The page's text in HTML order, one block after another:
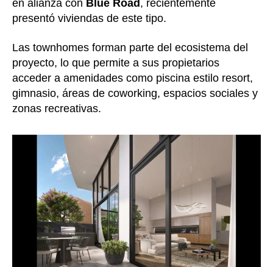
en alianza con Blue Road , recientemente
presentó viviendas de este tipo.
Las townhomes forman parte del ecosistema del
proyecto, lo que permite a sus propietarios
acceder a amenidades como piscina estilo resort,
gimnasio, áreas de coworking, espacios sociales y
zonas recreativas.